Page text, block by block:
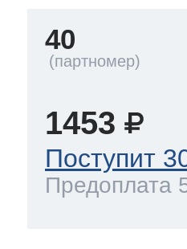
40
1453
Поступит
Предоплата